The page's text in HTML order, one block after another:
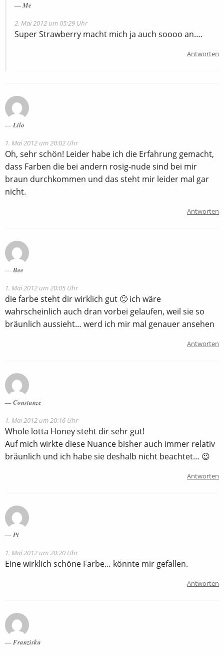
Me
2. Mai 2012 um 05:29 Uhr
Super Strawberry macht mich ja auch soooo an….
Antworten
Lilo
1. Mai 2012 um 20:02 Uhr
Oh, sehr schön! Leider habe ich die Erfahrung gemacht,
dass Farben die bei andern rosig-nude sind bei mir
braun durchkommen und das steht mir leider mal gar
nicht.
Antworten
Bee
1. Mai 2012 um 20:05 Uhr
die farbe steht dir wirklich gut 🙂 ich wäre
wahrscheinlich auch dran vorbei gelaufen, weil sie so
bräunlich aussieht… werd ich mir mal genauer ansehen
Antworten
Constanze
1. Mai 2012 um 20:16 Uhr
Whole lotta Honey steht dir sehr gut!
Auf mich wirkte diese Nuance bisher auch immer relativ
bräunlich und ich habe sie deshalb nicht beachtet… 😉
Antworten
Pi
1. Mai 2012 um 20:20 Uhr
Eine wirklich schöne Farbe… könnte mir gefallen.
Antworten
Franziska